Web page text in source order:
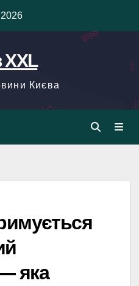
XXL
Києва
яка